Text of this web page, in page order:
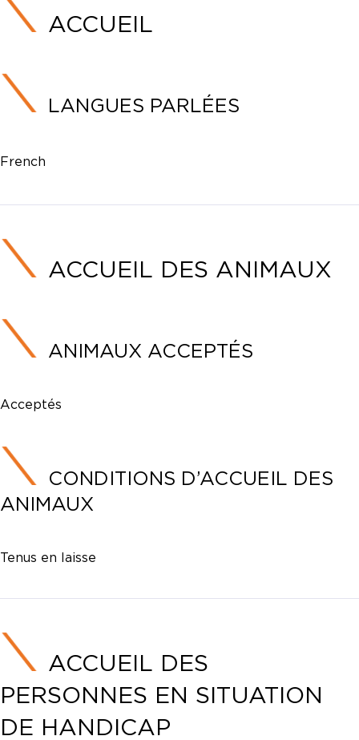
ACCUEIL
LANGUES PARLÉES
French
ACCUEIL DES ANIMAUX
ANIMAUX ACCEPTÉS
Acceptés
CONDITIONS D’ACCUEIL DES
ANIMAUX
Tenus en laisse
ACCUEIL DES
PERSONNES EN SITUATION
DE HANDICAP